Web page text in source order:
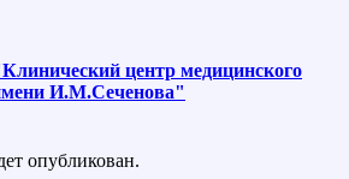
центр медицинского
И.М.Сеченова"
опубликован.